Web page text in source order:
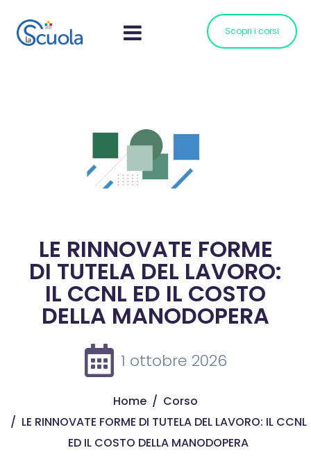
Scopri i corsi
LE RINNOVATE FORME
DI TUTELA DEL LAVORO:
IL CCNL ED IL COSTO
DELLA MANODOPERA
1 ottobre 2026
Home
Corso
LE RINNOVATE FORME DI TUTELA DEL LAVORO: IL CCNL
ED IL COSTO DELLA MANODOPERA